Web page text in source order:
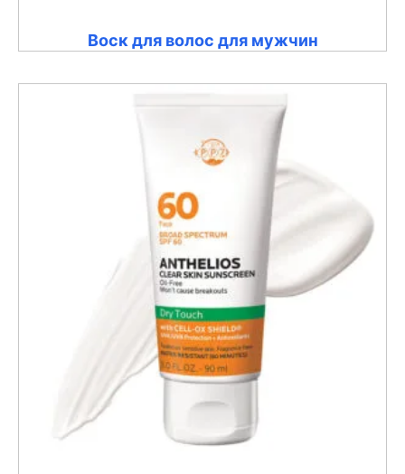
Воск для волос для мужчин